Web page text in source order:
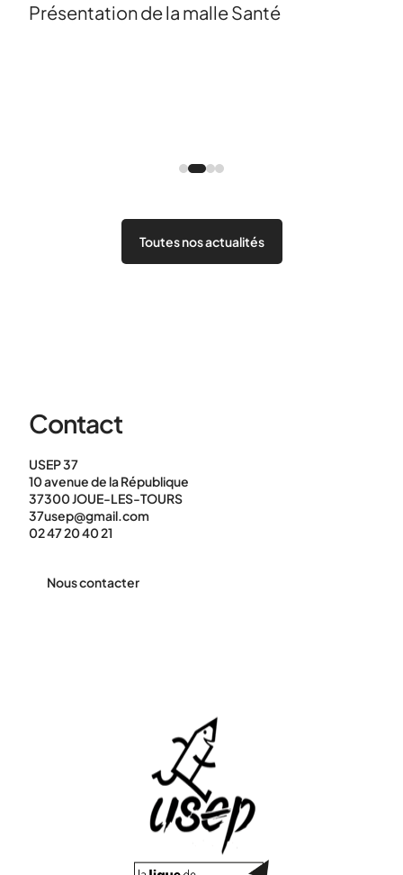
Présentation de la malle Santé
Toutes nos actualités
Contact
USEP 37
10 avenue de la République
37300 JOUE-LES-TOURS
37usep@gmail.com
02 47 20 40 21
Nous contacter